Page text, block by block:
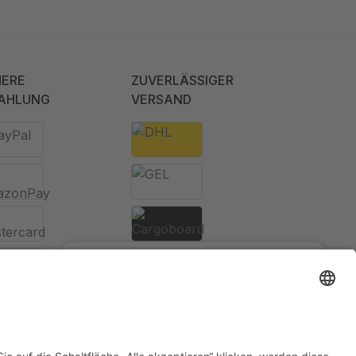
ZUVERLÄSSIGER
VERSAND